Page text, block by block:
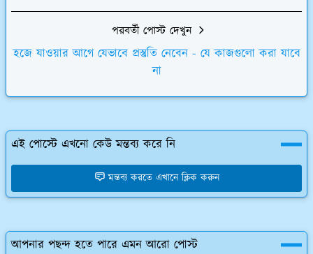
পরবর্তী পোস্ট দেখুন
হজে যাওয়ার আগে যেভাবে প্রস্তুতি নেবেন - যে কাজগুলো করা যাবে
না
এই পোস্টে এখনো কেউ মন্তব্য করে নি
মন্তব্য করতে এখানে ক্লিক করুন
আপনার পছন্দ হতে পারে এমন আরো পোস্ট